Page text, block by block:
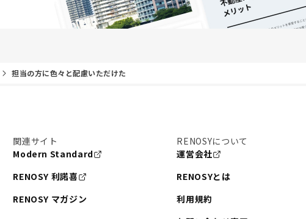
担当の方に色々と配慮いただけた
関連サイト
Modern Standard
RENOSY 利諾喜
RENOSY マガジン
RENOSYについて
運営会社
RENOSYとは
利用規約